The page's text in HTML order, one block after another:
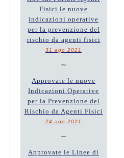
Fisici le nuove
indicazioni operative
per la prevenzione del
rischio da agenti fisici
31 ago 2021
~
Approvate le nuove
Indicazioni Operative
per la Prevenzione del
Rischio da Agenti Fisici
24 ago 2021
~
Approvate le Linee di